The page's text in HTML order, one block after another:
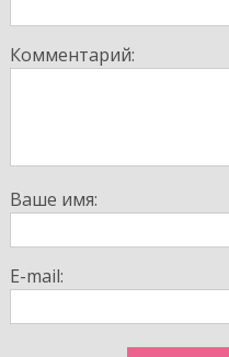
Комментарий:
Ваше имя:
E-mail: